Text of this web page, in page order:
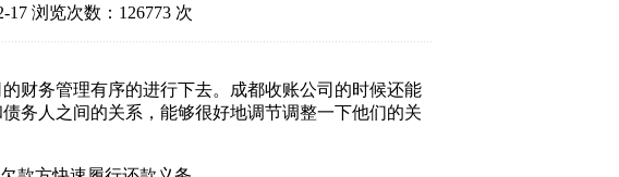
17 浏览次数：126773 次
财务管理有序的进行下去。成都收账公司的时候还能
务人之间的关系，能够很好地调节调整一下他们的关